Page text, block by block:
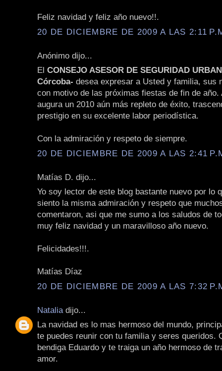
Feliz navidad y feliz año nuevo!!.
20 DE DICIEMBRE DE 2009 A LAS 2:11
Anónimo dijo...
El CONSEJO ASESOR DE SEGURIDAD
Córcoba- desea expresar a Usted y familia, sus
con motivo de las próximas fiestas de fin de año.
augura un 2010 aún más repleto de éxito,
prestigio en su excelente labor periodística.
Con la admiración y respeto de siempre.
20 DE DICIEMBRE DE 2009 A LAS 2:41
Matías D. dijo...
Yo soy lector de este blog bastante nuevo por lo
siento la misma admiración y respeto que
comentaron, asi que me sumo a los saludos de
muy feliz navidad y un maravilloso año nuevo.
Felicidades!!!.
Matías Díaz
20 DE DICIEMBRE DE 2009 A LAS 7:32
Natalia dijo...
La navidad es lo mas hermoso del mundo,
te puedes reunir con tu familia y seres queridos.
bendiga Eduardo y te traiga un año hermoso de
amor.